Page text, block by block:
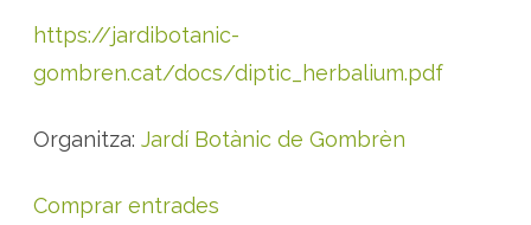
https://jardibotanic-
gombren.cat/docs/diptic_herbalium.pdf
Organitza: Jardí Botànic de Gombrèn
Comprar entrades